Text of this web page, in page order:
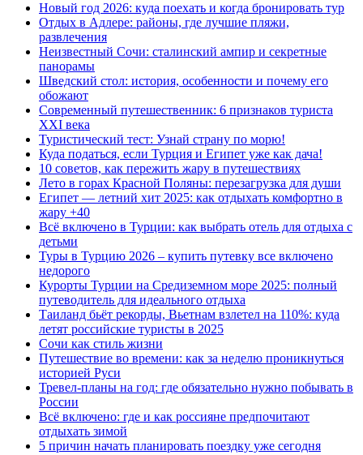
Новый год 2026: куда поехать и когда бронировать тур
Отдых в Адлере: районы, где лучшие пляжи,
развлечения
Неизвестный Сочи: сталинский ампир и секретные
панорамы
Шведский стол: история, особенности и почему его
обожают
Современный путешественник: 6 признаков туриста
XXI века
Туристический тест: Узнай страну по морю!
Куда податься, если Турция и Египет уже как дача!
10 советов, как пережить жару в путешествиях
Лето в горах Красной Поляны: перезагрузка для души
Египет — летний хит 2025: как отдыхать комфортно в
жару +40
Всё включено в Турции: как выбрать отель для отдыха с
детьми
Туры в Турцию 2026 – купить путевку все включено
недорого
Курорты Турции на Средиземном море 2025: полный
путеводитель для идеального отдыха
Таиланд бьёт рекорды, Вьетнам взлетел на 110%: куда
летят российские туристы в 2025
Сочи как стиль жизни
Путешествие во времени: как за неделю проникнуться
историей Руси
Тревел-планы на год: где обязательно нужно побывать в
России
Всё включено: где и как россияне предпочитают
отдыхать зимой
5 причин начать планировать поездку уже сегодня